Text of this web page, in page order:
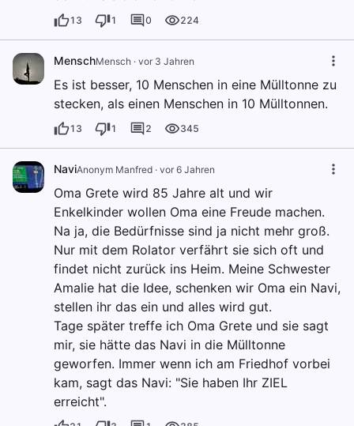
13 1 0 224
MenschMensch · vor 3 Jahren
Es ist besser, 10 Menschen in eine Mülltonne zu
stecken, als einen Menschen in 10 Mülltonnen.
13 1 2 345
NaviAnonym Manfred · vor 6 Jahren
Oma Grete wird 85 Jahre alt und wir
Enkelkinder wollen Oma eine Freude machen.
Na ja, die Bedürfnisse sind ja nicht mehr groß.
Nur mit dem Rolator verfährt sie sich oft und
findet nicht zurück ins Heim. Meine Schwester
Amalie hat die Idee, schenken wir Oma ein Navi,
stellen ihr das ein und alles wird gut.
Tage später treffe ich Oma Grete und sie sagt
mir, sie hätte das Navi in die Mülltonne
geworfen. Immer wenn ich am Friedhof vorbei
kam, sagt das Navi: "Sie haben Ihr ZIEL
erreicht".